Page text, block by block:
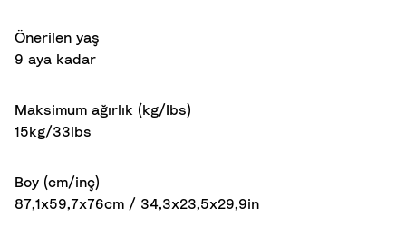
Önerilen yaş
9 aya kadar
Maksimum ağırlık (kg/Ibs)
15kg/33lbs
Boy (cm/inç)
87,1x59,7x76cm / 34,3x23,5x29,9in